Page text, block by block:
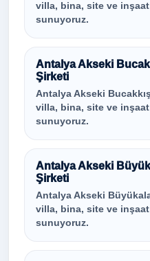
villa, bina, site ve
sunuyoruz.
Antalya Akseki
Şirketi
Antalya Akseki
villa, bina, site ve
sunuyoruz.
Antalya Akseki
Şirketi
Antalya Akseki
villa, bina, site ve
sunuyoruz.